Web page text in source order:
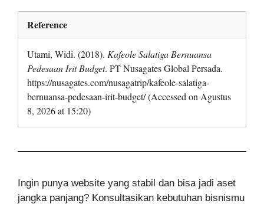
Reference
Utami, Widi. (2018). Kafeole Salatiga Bernuansa
Pedesaan Irit Budget. PT Nusagates Global Persada.
https://nusagates.com/nusagatrip/kafeole-salatiga-
bernuansa-pedesaan-irit-budget/ (Accessed on Agustus
8, 2026 at 15:20)
Ingin punya website yang stabil dan bisa jadi aset
jangka panjang? Konsultasikan kebutuhan bisnismu